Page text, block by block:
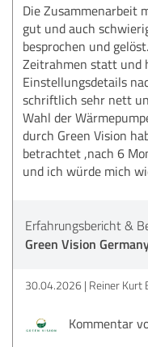
Die Zusammenarbeit
gut und auch
besprochen und
Zeitrahmen statt und
Einstellungsdetails
schriftlich sehr nett
Wahl der
durch Green Vision
betrachtet ,nach 6
und ich würde mich
Erfahrungsbericht &
Green Vision
30.04.2026 Reiner Kurt
Kommentar